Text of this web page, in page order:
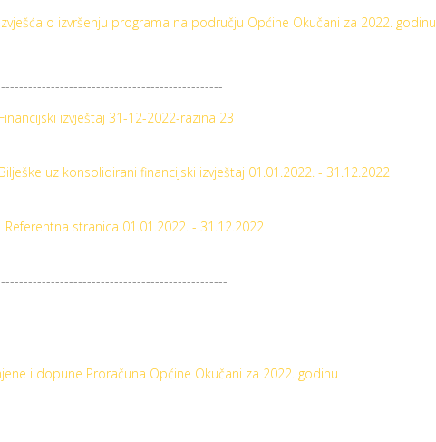
Izvješća o izvršenju programa na području Općine Okučani za 2022. godinu
Financijski izvještaj 31-12-2022-razina 23
Bilješke uz konsolidirani financijski izvještaj 01.01.2022. - 31.12.2022
Referentna stranica 01.01.2022. - 31.12.2022
i dopune Proračuna Općine Okučani za 2022. godinu